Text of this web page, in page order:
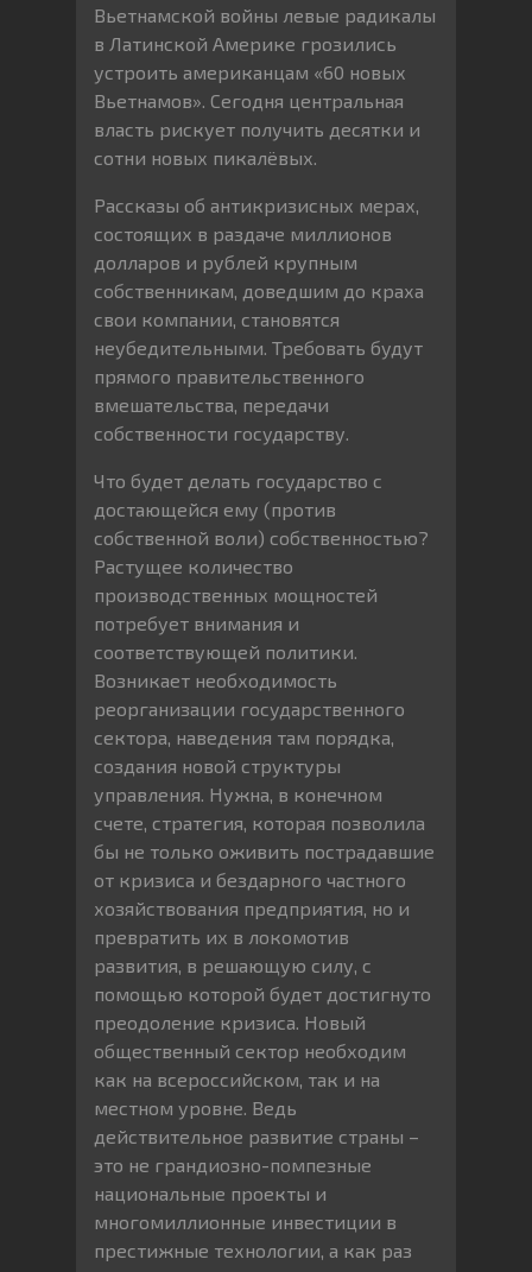
Вьетнамской войны левые радикалы
в Латинской Америке грозились
устроить американцам «60 новых
Вьетнамов». Сегодня центральная
власть рискует получить десятки и
сотни новых пикалёвых.
Рассказы об антикризисных мерах,
состоящих в раздаче миллионов
долларов и рублей крупным
собственникам, доведшим до краха
свои компании, становятся
неубедительными. Требовать будут
прямого правительственного
вмешательства, передачи
собственности государству.
Что будет делать государство с
достающейся ему (против
собственной воли) собственностью?
Растущее количество
производственных мощностей
потребует внимания и
соответствующей политики.
Возникает необходимость
реорганизации государственного
сектора, наведения там порядка,
создания новой структуры
управления. Нужна, в конечном
счете, стратегия, которая позволила
бы не только оживить пострадавшие
от кризиса и бездарного частного
хозяйствования предприятия, но и
превратить их в локомотив
развития, в решающую силу, с
помощью которой будет достигнуто
преодоление кризиса. Новый
общественный сектор необходим
как на всероссийском, так и на
местном уровне. Ведь
действительное развитие страны –
это не грандиозно-помпезные
национальные проекты и
многомиллионные инвестиции в
престижные технологии, а как раз